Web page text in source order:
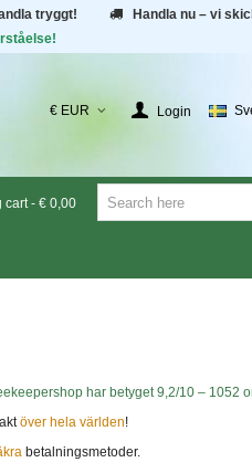
tryggt!
Handla nu – vi
€ EUR Login
cart - € 0,00
har betyget9,2/10 –1052
över hela världen!
betalningsmetoder.